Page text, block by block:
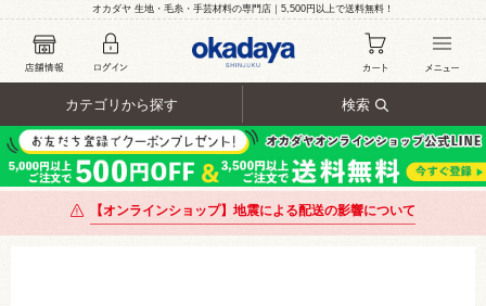
オカダヤ 生地・毛糸・手芸材料の専門店｜5,500円以上で送料無料！
カテゴリから探す 検索
【オンラインショップ】地震による配送の影響について